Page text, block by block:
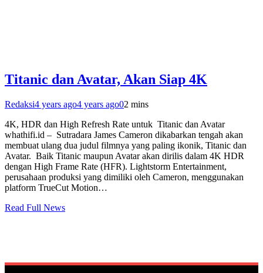
Titanic dan Avatar, Akan Siap 4K
Redaksi4 years ago4 years ago02 mins
4K, HDR dan High Refresh Rate untuk Titanic dan Avatar
whathifi.id – Sutradara James Cameron dikabarkan tengah akan
membuat ulang dua judul filmnya yang paling ikonik, Titanic dan
Avatar. Baik Titanic maupun Avatar akan dirilis dalam 4K HDR
dengan High Frame Rate (HFR). Lightstorm Entertainment,
perusahaan produksi yang dimiliki oleh Cameron, menggunakan
platform TrueCut Motion…
Read Full News